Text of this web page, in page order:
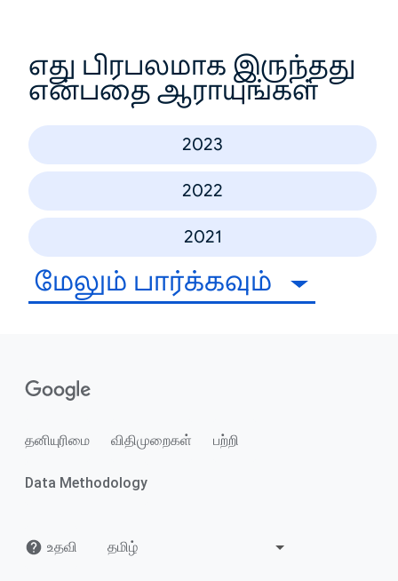
எது பிரபலமாக இருந்தது
என்பதை ஆராயுங்கள்
2023
2022
2021
மேலும் பார்க்கவும்
தனியுரிமை விதிமுறைகள் பற்றி
Data Methodology
உதவி